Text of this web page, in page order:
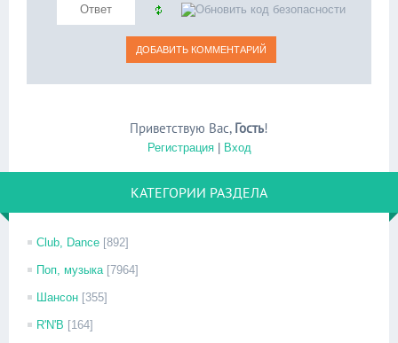
Приветствую Вас, Гость!
Регистрация| Вход
КАТЕГОРИИ РАЗДЕЛА
Club, Dance [892]
Поп, музыка [7964]
Шансон [355]
R'N'B [164]